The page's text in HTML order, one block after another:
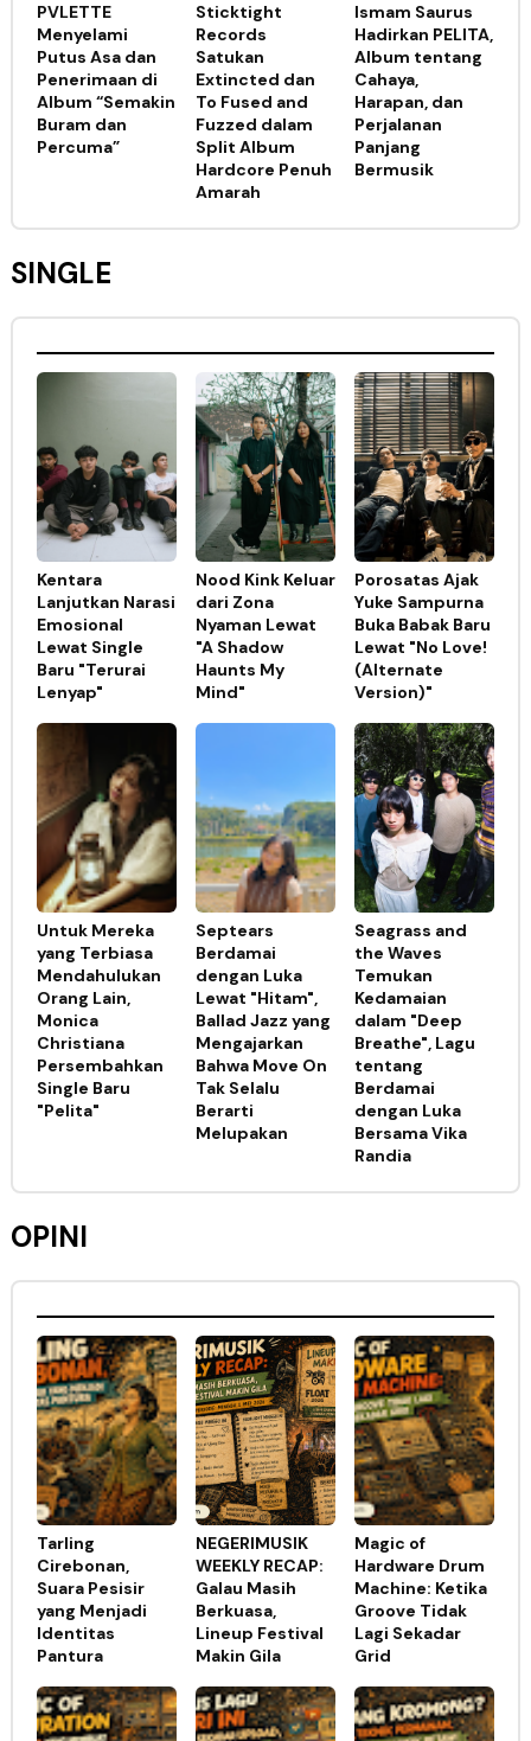
PVLETTE
Menyelami
Putus Asa dan
Penerimaan di
Album “Semakin
Buram dan
Percuma”
Sticktight
Records
Satukan
Extincted dan
To Fused and
Fuzzed dalam
Split Album
Hardcore Penuh
Amarah
Ismam Saurus
Hadirkan PELITA,
Album tentang
Cahaya,
Harapan, dan
Perjalanan
Panjang
Bermusik
SINGLE
Kentara
Lanjutkan Narasi
Emosional
Lewat Single
Baru "Terurai
Lenyap"
Nood Kink Keluar
dari Zona
Nyaman Lewat
"A Shadow
Haunts My
Mind"
Porosatas Ajak
Yuke Sampurna
Buka Babak Baru
Lewat "No Love!
(Alternate
Version)"
Untuk Mereka
yang Terbiasa
Mendahulukan
Orang Lain,
Monica
Christiana
Persembahkan
Single Baru
"Pelita"
Septears
Berdamai
dengan Luka
Lewat "Hitam",
Ballad Jazz yang
Mengajarkan
Bahwa Move On
Tak Selalu
Berarti
Melupakan
Seagrass and
the Waves
Temukan
Kedamaian
dalam "Deep
Breathe", Lagu
tentang
Berdamai
dengan Luka
Bersama Vika
Randia
OPINI
Tarling
Cirebonan,
Suara Pesisir
yang Menjadi
Identitas
Pantura
NEGERIMUSIK
WEEKLY RECAP:
Galau Masih
Berkuasa,
Lineup Festival
Makin Gila
Magic of
Hardware Drum
Machine: Ketika
Groove Tidak
Lagi Sekadar
Grid